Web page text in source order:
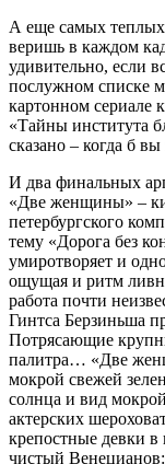
А еще самых
веришь в каждом
удивительно, если
послужном списке
картонном сериале
«Тайны института
сказано – когда б
И два финальных
«Две женщины» –
петербургского
тему «Дорога без
умиротворяет и
ощущая и ритм
работа почти
Гинтса Берзиньша
Потрясающие
палитра… «Две
мокрой свежей
солнца и вид
актерских
крепостные девки в
чистый